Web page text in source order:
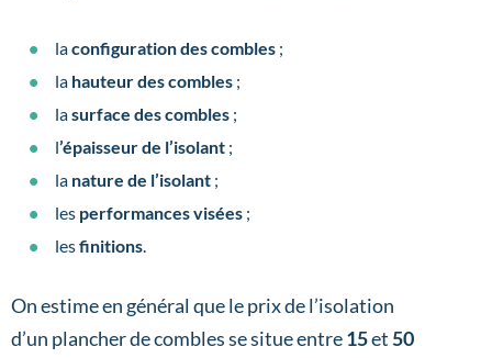
laconfiguration des combles ;
la hauteur des combles ;
lasurface des combles ;
l’épaisseur de l’isolant ;
la nature de l’isolant ;
les performances visées ;
lesfinitions.
On estime en général que le prix de l’isolation
d’un plancher de combles se situe entre15et 50